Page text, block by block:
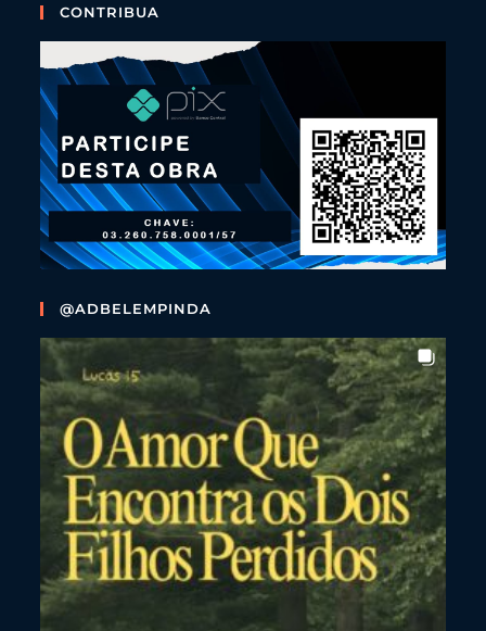
CONTRIBUA
@ADBELEMPINDA